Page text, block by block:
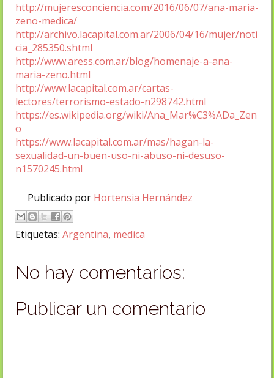
http://mujeresconciencia.com/2016/06/07/ana-maria-
zeno-medica/
http://archivo.lacapital.com.ar/2006/04/16/mujer/noti
cia_285350.shtml
http://www.aress.com.ar/blog/homenaje-a-ana-
maria-zeno.html
http://www.lacapital.com.ar/cartas-
lectores/terrorismo-estado-n298742.html
https://es.wikipedia.org/wiki/Ana_Mar%C3%ADa_Zen
o
https://www.lacapital.com.ar/mas/hagan-la-
sexualidad-un-buen-uso-ni-abuso-ni-desuso-
n1570245.html
Publicado por Hortensia Hernández
Etiquetas: Argentina, medica
No hay comentarios:
Publicar un comentario